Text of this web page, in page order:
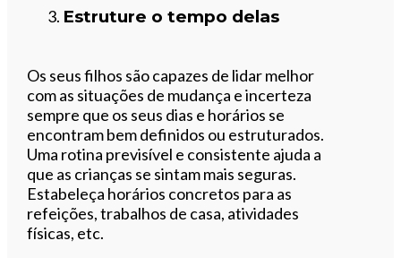
Estruture o tempo delas
Os seus filhos são capazes de lidar melhor
com as situações de mudança e incerteza
sempre que os seus dias e horários se
encontram bem definidos ou estruturados.
Uma rotina previsível e consistente ajuda a
que as crianças se sintam mais seguras.
Estabeleça horários concretos para as
refeições, trabalhos de casa, atividades
físicas, etc.